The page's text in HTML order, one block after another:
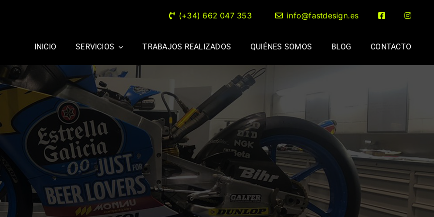
(+34) 662 047 353 info@fastdesign.es
INICIO SERVICIOS TRABAJOS REALIZADOS QUIÉNES SOMOS BLOG CONTACTO